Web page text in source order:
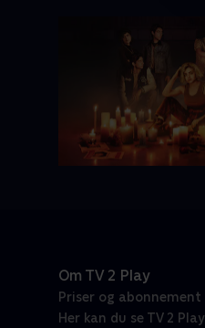
Om TV 2 Play
Priser og abonnement
Her kan du se TV 2 Play